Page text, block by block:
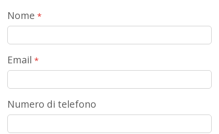
Nome
Email
Numero di telefono